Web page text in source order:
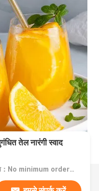
तेल नारंगी स्वाद
मूल्य：No minimum order quantity